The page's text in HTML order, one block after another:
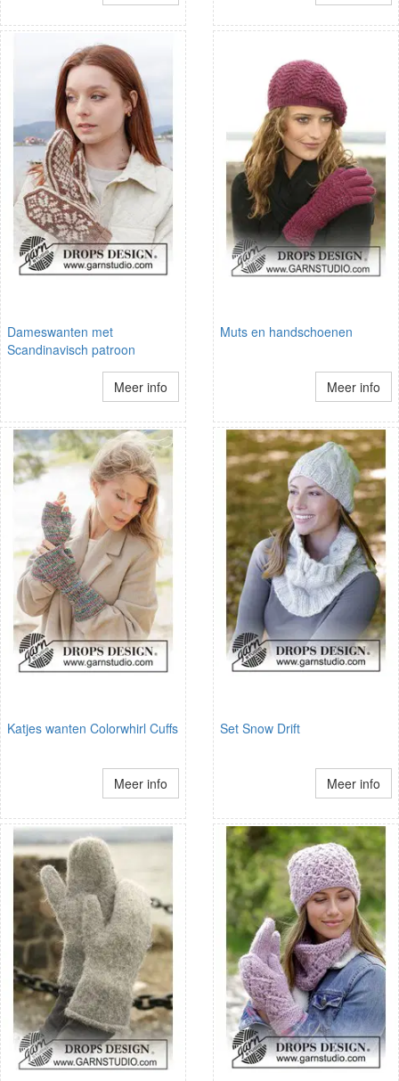
Dameswanten met
Scandinavisch patroon
Meer info
Muts en handschoenen
Meer info
Katjes wanten Colorwhirl Cuffs
Meer info
Set Snow Drift
Meer info